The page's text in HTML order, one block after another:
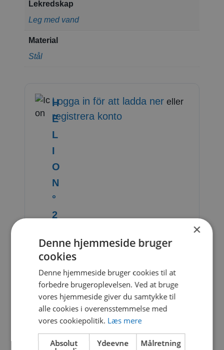
Lekredskap
Leg med vand
Material
Stål
H
E
L
I
O
N
°
2
1
f
e
(
s
)
7
Logga in för att ladda ner eller
registrera konto
×
Denne hjemmeside bruger
cookies
Denne hjemmeside bruger cookies til at
forbedre brugeroplevelsen. Ved at bruge
vores hjemmeside giver du samtykke til
alle cookies i overensstemmelse med
vores cookiepolitik. Læs mere
Absolut
Ydeevne Målretning